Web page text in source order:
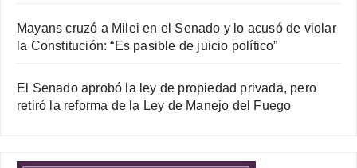
Mayans cruzó a Milei en el Senado y lo acusó de violar
la Constitución: “Es pasible de juicio político”
El Senado aprobó la ley de propiedad privada, pero
retiró la reforma de la Ley de Manejo del Fuego